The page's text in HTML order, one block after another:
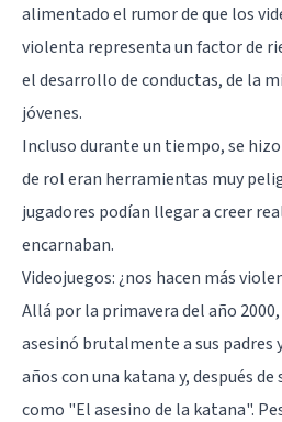
alimentado el rumor de que los
violenta representa un factor de
el desarrollo de conductas, de la
jóvenes.
Incluso durante un tiempo, se
de rol eran herramientas muy
jugadores podían llegar a creer
encarnaban.
Videojuegos: ¿nos hacen más
Allá por la primavera del año
asesinó brutalmente a sus padres
años con una katana y, después
como "El asesino de la katana".